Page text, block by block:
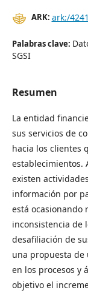
ARK: ark:/
Palabras clave:
SGSI
Resumen
La entidad
sus servicios de
hacia los clientes
establecimientos.
existen
información por
está ocasionando
inconsistencia de
desafiliación de
una propuesta
en los procesos y
objetivo el